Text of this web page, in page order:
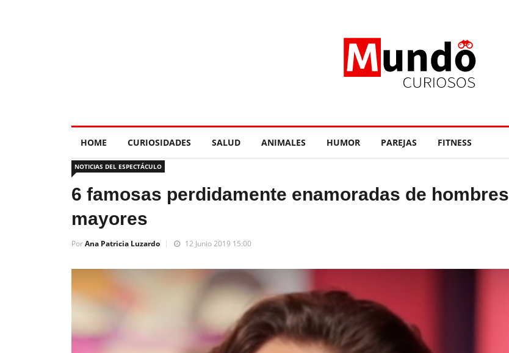
HOME CURIOSIDADES SALUD ANIMALES HUMOR PAREJAS FITNESS
NOTICIAS DEL ESPECTÁCULO
6 famosas perdidamente enamoradas de hombres
mayores
PorAna Patricia Luzardo 12 Junio 2019 15:00